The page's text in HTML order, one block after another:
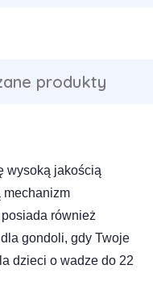
produkty
wysoką jakością
mechanizm
również
gondoli, gdy Twoje
dzieci o wadze do 22